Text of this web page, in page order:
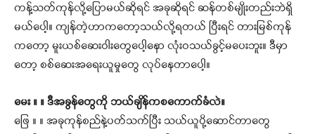
ကန့်သတ်ကုန်လို့ပြောမယ်ဆိုရင် အခုဆိုရင် ဆန်တစ်မျိုးတည်းဘဲရှိ
မယ်ပေါ့။ ကျန်တဲ့ဟာကတော့သယ်လို့ရတယ် ပြီးရင် တားမြစ်ကုန်
ကတော့ မူးယစ်ဆေးဝါးတွေပေါ့နော လုံးဝသယ်ခွင့်မပေးဘူး။ ဒီမှာ
တော့ စစ်ဆေးအရေးယူမှုတွေ လုပ်နေတာပေါ့။
မေး ။ ။ ဒီအခွန်တွေကို ဘယ်ချိန်ကစကောက်ခံလဲ။
ဖြေ ။ ။ အခုကုန်စည်နဲ့ပတ်သက်ပြီး သယ်ယူပို့ဆောင်တာတွေ